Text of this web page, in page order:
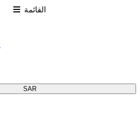
القائمة
SAR